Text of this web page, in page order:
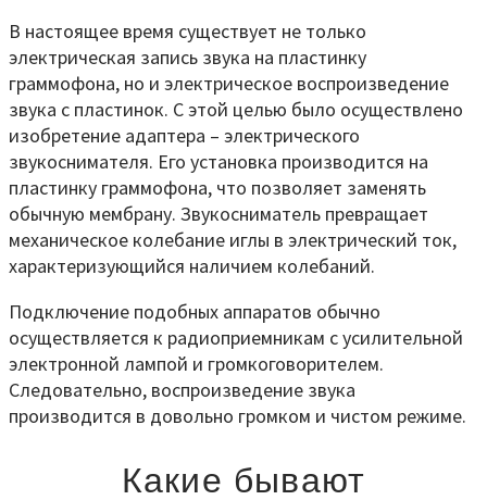
В настоящее время существует не только
электрическая запись звука на пластинку
граммофона, но и электрическое воспроизведение
звука с пластинок. С этой целью было осуществлено
изобретение адаптера – электрического
звукоснимателя. Его установка производится на
пластинку граммофона, что позволяет заменять
обычную мембрану. Звукосниматель превращает
механическое колебание иглы в электрический ток,
характеризующийся наличием колебаний.
Подключение подобных аппаратов обычно
осуществляется к радиоприемникам с усилительной
электронной лампой и громкоговорителем.
Следовательно, воспроизведение звука
производится в довольно громком и чистом режиме.
Какие бывают